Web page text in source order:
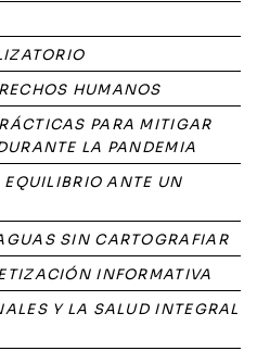
HUMANOS
PARA MITIGAR
LA PANDEMIA
EQUILIBRIO ANTE UN
SIN CARTOGRAFIAR
INFORMATIVA
Y LA SALUD INTEGRAL